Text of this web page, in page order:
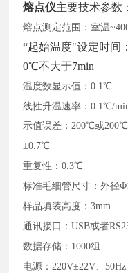
熔点仪主要技术参数：
熔点测定范围：室温
“起始温度"设定时间
0℃不大于7min
温度数显示值：0.1℃
线性升温速率：0.1℃/
示值误差： 200℃或
±0.7℃
重复性：0.3℃
标准毛细管尺寸：外径
样品填装高度：3mm
通讯接口：USB或者
数据存储： 1000组
电源： 220V±22V、